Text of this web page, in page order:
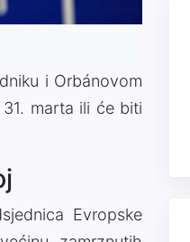
i Orbánovom
marta ili će biti
Evropske